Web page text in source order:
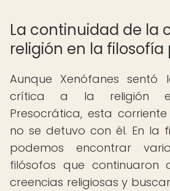
La continuidad de la
religión en la filosofía
Aunque Xenófanes
crítica a la religión
Presocrática, esta
no se detuvo con él. En la
podemos encontrar
filósofos que continuaron
creencias religiosas y